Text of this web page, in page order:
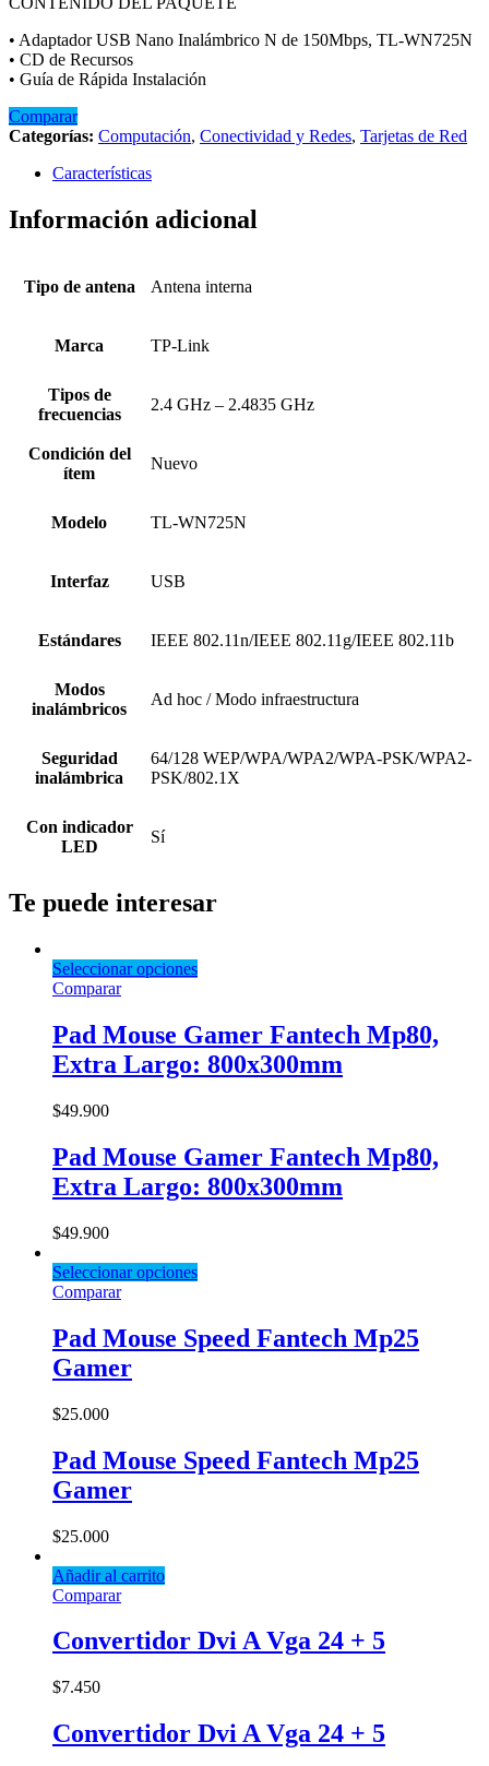
• Adaptador USB Nano Inalámbrico N de 150Mbps, TL-WN725N
• CD de Recursos
• Guía de Rápida Instalación
Comparar
Categorías: Computación, Conectividad y Redes, Tarjetas de Red
Características
Información adicional
Tipo de antena Antena interna
Marca TP-Link
Tipos de
frecuencias
2.4 GHz – 2.4835 GHz
Condición del
ítem
Nuevo
Modelo TL-WN725N
Interfaz USB
Estándares IEEE 802.11n/IEEE 802.11g/IEEE 802.11b
Modos
inalámbricos
Ad hoc / Modo infraestructura
Seguridad
inalámbrica
64/128 WEP/WPA/WPA2/WPA-PSK/WPA2-
PSK/802.1X
Con indicador
LED
Sí
Te puede interesar
Seleccionar opciones
Comparar
Pad Mouse Gamer Fantech Mp80,
Extra Largo: 800x300mm
$49.900
Pad Mouse Gamer Fantech Mp80,
Extra Largo: 800x300mm
$49.900
Seleccionar opciones
Comparar
Pad Mouse Speed Fantech Mp25
Gamer
$25.000
Pad Mouse Speed Fantech Mp25
Gamer
$25.000
Añadir al carrito
Comparar
Convertidor Dvi A Vga 24 + 5
$7.450
Convertidor Dvi A Vga 24 + 5